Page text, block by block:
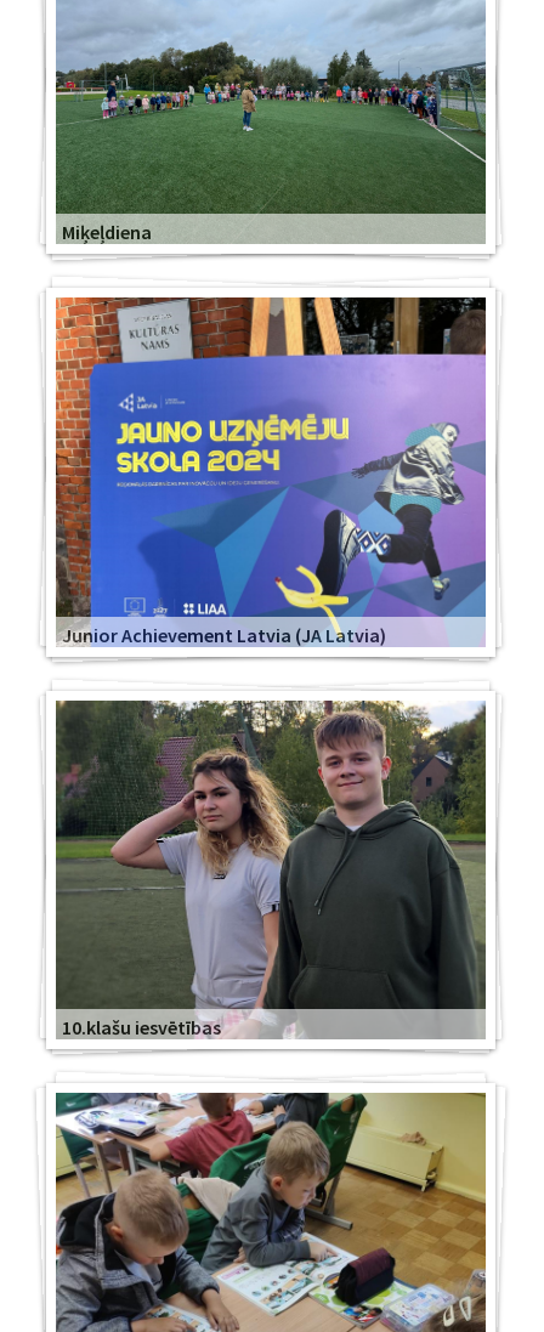
Miķeļdiena
Junior Achievement Latvia (JA Latvia)
10.klašu iesvētības